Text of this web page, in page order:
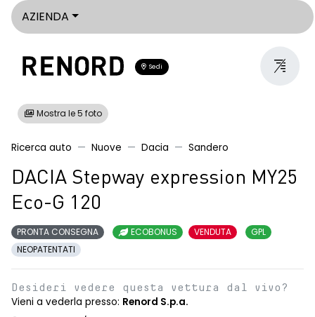
AZIENDA
Sedi
Mostra le 5 foto
Ricerca auto Nuove Dacia Sandero
DACIA Stepway expression MY25
Eco-G 120
PRONTA CONSEGNA ECOBONUS VENDUTA
GPL
NEOPATENTATI
Desideri vedere questa vettura dal vivo?
Vieni a vederla presso: Renord S.p.a.